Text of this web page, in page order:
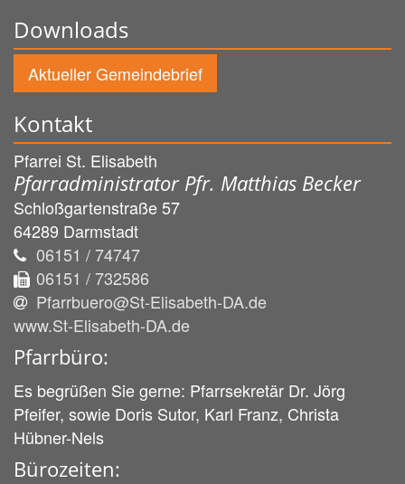
Downloads
Aktueller Gemeindebrief
Kontakt
Pfarrei St. Elisabeth
Pfarradministrator Pfr. Matthias Becker
Schloßgartenstraße 57
64289 Darmstadt
06151 / 74747
06151 / 732586
Pfarrbuero@St-Elisabeth-DA.de
www.St-Elisabeth-DA.de
Pfarrbüro:
Es begrüßen Sie gerne: Pfarrsekretär Dr. Jörg
Pfeifer, sowie Doris Sutor, Karl Franz, Christa
Hübner-Nels
Bürozeiten: